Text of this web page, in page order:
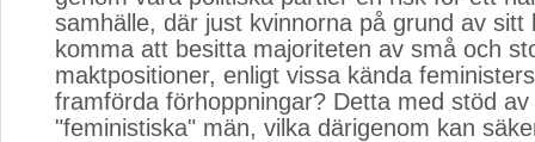
samhälle, där just kvinnorna på grund av sitt
komma att besitta majoriteten av små och
maktpositioner, enligt vissa kända
framförda förhoppningar? Detta med stöd
"feministiska" män, vilka därigenom kan